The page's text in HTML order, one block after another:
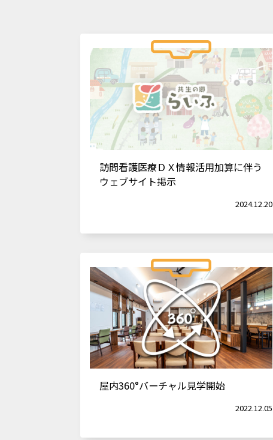
訪問看護医療ＤＸ情報活用加算に伴う
ウェブサイト掲示
2024.12.20
屋内360°バーチャル見学開始
2022.12.05